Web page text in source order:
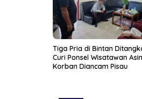
Tiga Pria di Bintan
Curi Ponsel Wisatawan
Korban Diancam Pisau